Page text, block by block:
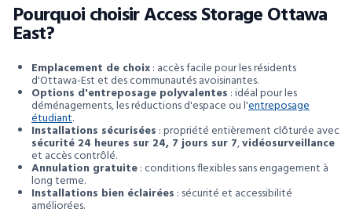
Pourquoi choisir Access Storage Ottawa
East?
Emplacement de choix: accès facile pour les résidents
d'Ottawa-Est et des communautés avoisinantes.
Options d'entreposage polyvalentes : idéal pour les
déménagements, les réductions d'espace ou l'entreposage
étudiant.
Installations sécurisées : propriété entièrement clôturée avec
sécurité 24 heures sur 24, 7 jours sur 7,vidéosurveillance
et accès contrôlé.
Annulation gratuite: conditions flexibles sans engagement à
long terme.
Installations bien éclairées : sécurité et accessibilité
améliorées.